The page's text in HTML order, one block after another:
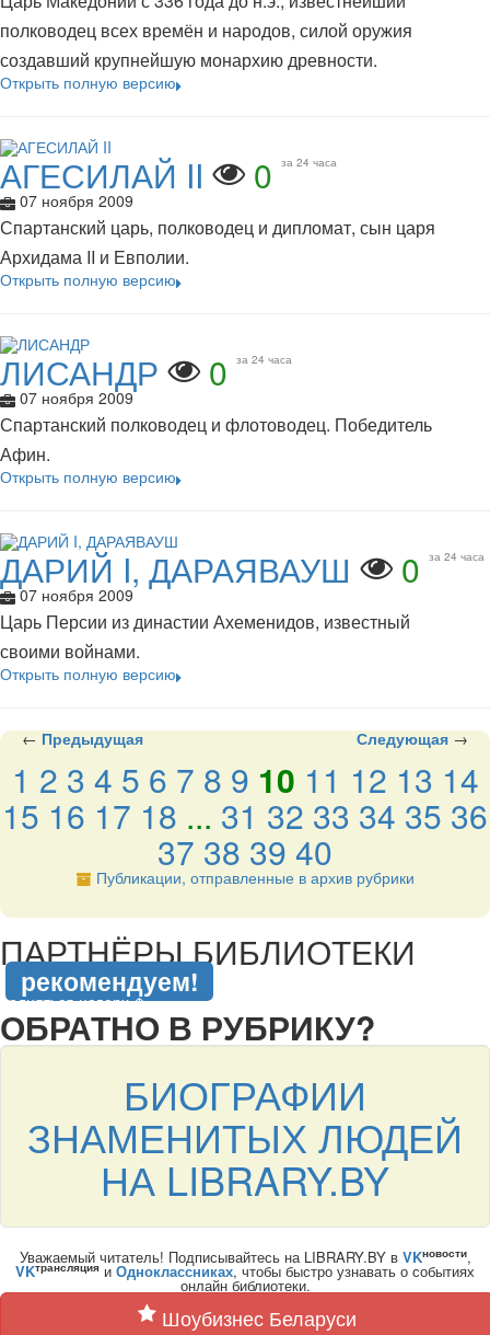
полководец всех времён и народов, силой оружия
создавший крупнейшую монархию древности.
Открыть полную версию
АГЕСИЛАЙ II 0 за 24 часа
07 ноября 2009
Спартанский царь, полководец и дипломат, сын царя
Архидама II и Евполии.
Открыть полную версию
ЛИСАНДР 0 за 24 часа
07 ноября 2009
Спартанский полководец и флотоводец. Победитель
Афин.
Открыть полную версию
ДАРИЙ I, ДАРАЯВАУШ 0 за 24 часа
07 ноября 2009
Царь Персии из династии Ахеменидов, известный
своими войнами.
Открыть полную версию
← Предыдущая Следующая →
1 2 3 4 5 6 7 8 9 10 11 12 13 14
15 16 17 18 ... 31 32 33 34 35 36
37 38 39 40
Публикации, отправленные в архив рубрики
ПАРТНЁРЫ БИБЛИОТЕКИ
рекомендуем!
подняться наверх ↑
ОБРАТНО В РУБРИКУ?
БИОГРАФИИ
ЗНАМЕНИТЫХ ЛЮДЕЙ
НА LIBRARY.BY
Уважаемый читатель! Подписывайтесь на LIBRARY.BY в VKновости,
VKтрансляция и Одноклассниках, чтобы быстро узнавать о событиях
онлайн библиотеки.
Шоубизнес Беларуси